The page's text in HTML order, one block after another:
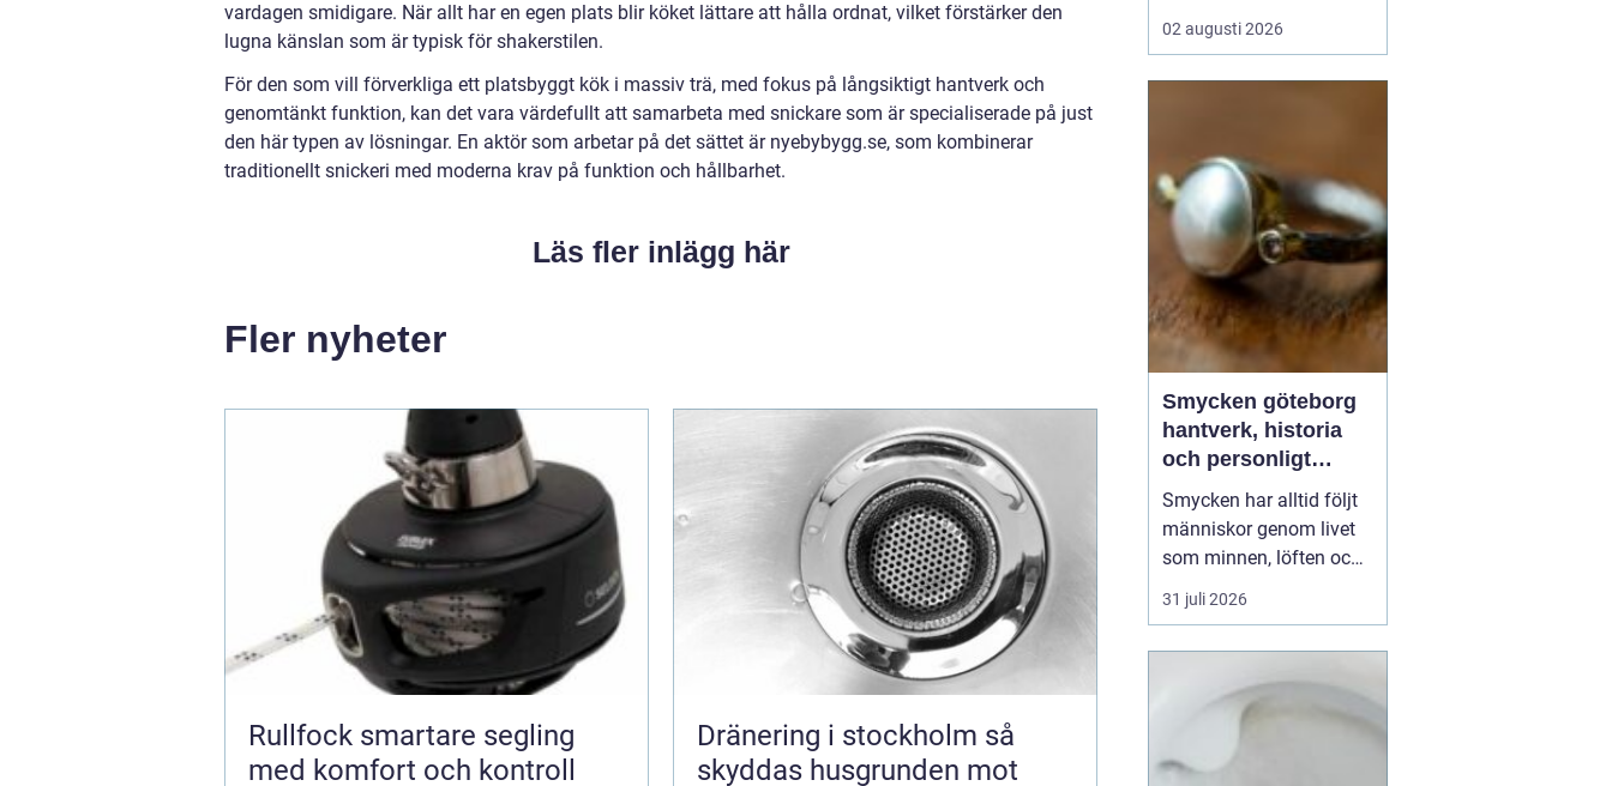
vardagen smidigare. När allt har en egen plats blir köket lättare att hålla ordnat, vilket förstärker den
lugna känslan som är typisk för shakerstilen.
För den som vill förverkliga ett platsbyggt kök i massiv trä, med fokus på långsiktigt hantverk och
genomtänkt funktion, kan det vara värdefullt att samarbeta med snickare som är specialiserade på just
den här typen av lösningar. En aktör som arbetar på det sättet är nyebybygg.se, som kombinerar
traditionellt snickeri med moderna krav på funktion och hållbarhet.
Läs fler inlägg här
Fler nyheter
Rullfock smartare segling
med komfort och kontroll
Dränering i stockholm så
skyddas husgrunden mot
tar för given tills den
saknas eller slutar
dörrar vardagen enklare,
särskilt för personer med
nedsatt rörligh...
02 augusti 2026
Smycken göteborg
hantverk, historia
och personligt
uttryck
Smycken har alltid följt
människor genom livet
som minnen, löften och
tysta berättelser nära
huden. I Göteborg lever
klassiskt hantverk,
samtida design och en
vardaglig närhet, där
31 juli 2026